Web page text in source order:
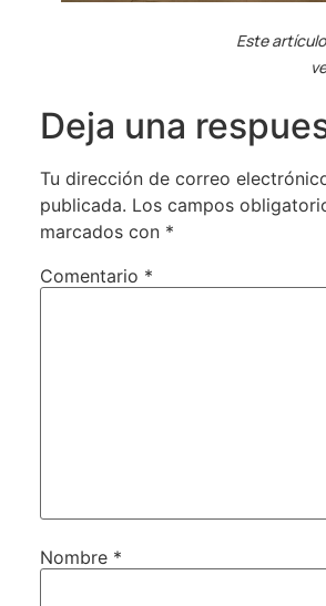
Este
Deja una
Tu dirección de correo
publicada. Los campos
marcados con *
Comentario *
Nombre *